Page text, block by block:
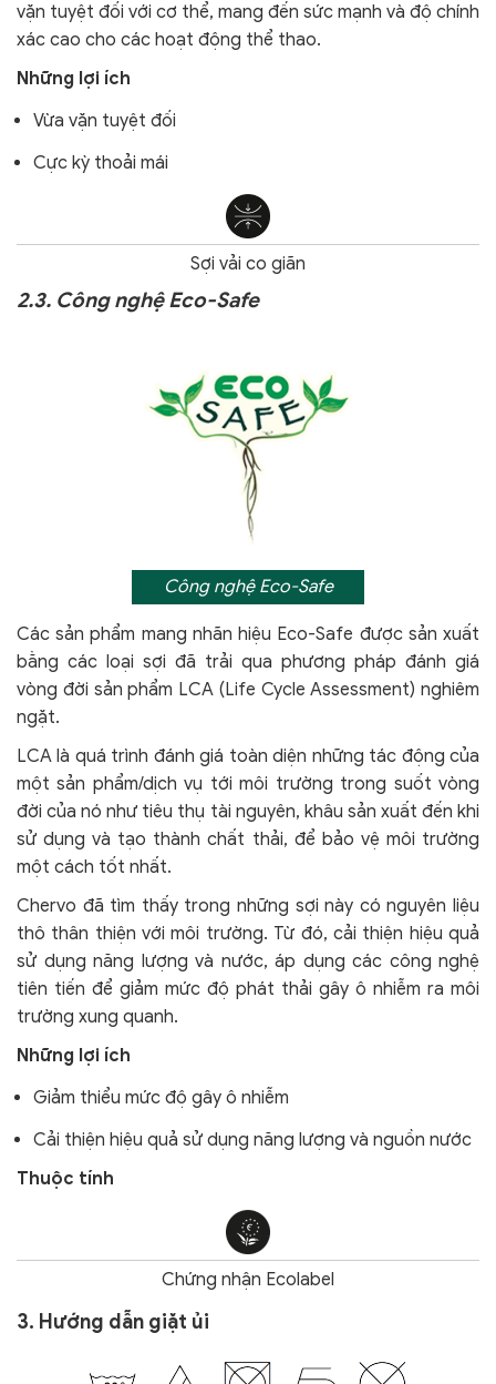
vặn tuyệt đối với cơ thể, mang đến sức mạnh và độ chính
xác cao cho các hoạt động thể thao.
Những lợi ích
Vừa vặn tuyệt đối
Cực kỳ thoải mái
Sợi vải co giãn
2.3. Công nghệ Eco-Safe
Công nghệ Eco-Safe
Các sản phẩm mang nhãn hiệu Eco-Safe được sản xuất
bằng các loại sợi đã trải qua phương pháp đánh giá
vòng đời sản phẩm LCA (Life Cycle Assessment) nghiêm
ngặt.
LCA là quá trình đánh giá toàn diện những tác động của
một sản phẩm/dịch vụ tới môi trường trong suốt vòng
đời của nó như tiêu thụ tài nguyên, khâu sản xuất đến khi
sử dụng và tạo thành chất thải, để bảo vệ môi trường
một cách tốt nhất.
Chervo đã tìm thấy trong những sợi này có nguyên liệu
thô thân thiện với môi trường. Từ đó, cải thiện hiệu quả
sử dụng năng lượng và nước, áp dụng các công nghệ
tiên tiến để giảm mức độ phát thải gây ô nhiễm ra môi
trường xung quanh.
Những lợi ích
Giảm thiểu mức độ gây ô nhiễm
Cải thiện hiệu quả sử dụng năng lượng và nguồn nước
Thuộc tính
Chứng nhận Ecolabel
3. Hướng dẫn giặt ủi